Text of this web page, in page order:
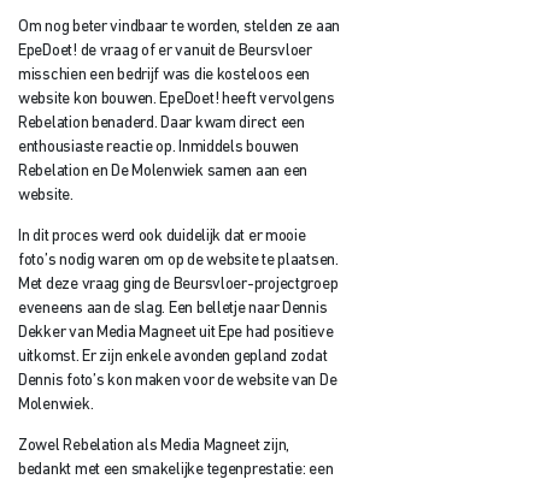
Om nog beter vindbaar te worden, stelden ze aan
EpeDoet! de vraag of er vanuit de Beursvloer
misschien een bedrijf was die kosteloos een
website kon bouwen. EpeDoet! heeft vervolgens
Rebelation benaderd. Daar kwam direct een
enthousiaste reactie op. Inmiddels bouwen
Rebelation en De Molenwiek samen aan een
website.
In dit proces werd ook duidelijk dat er mooie
foto’s nodig waren om op de website te plaatsen.
Met deze vraag ging de Beursvloer-projectgroep
eveneens aan de slag. Een belletje naar Dennis
Dekker van Media Magneet uit Epe had positieve
uitkomst. Er zijn enkele avonden gepland zodat
Dennis foto’s kon maken voor de website van De
Molenwiek.
Zowel Rebelation als Media Magneet zijn,
bedankt met een smakelijke tegenprestatie: een